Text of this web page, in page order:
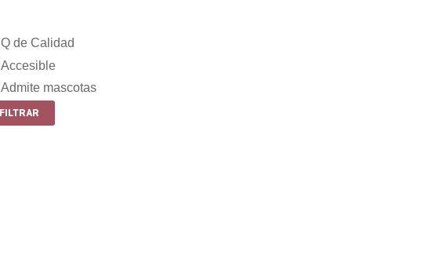
Q de Calidad
Accesible
Admite mascotas